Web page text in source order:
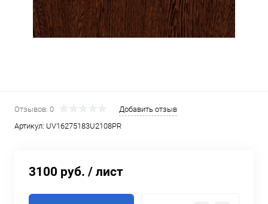
Отзывов: 0
Добавить отзыв
Артикул: UV16275183U2108PR
3100 руб. / лист